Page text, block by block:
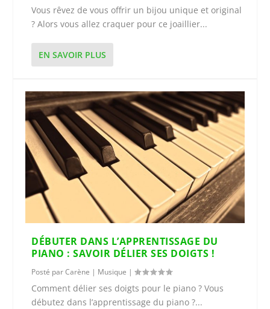
Vous rêvez de vous offrir un bijou unique et original
? Alors vous allez craquer pour ce joaillier...
EN SAVOIR PLUS
DÉBUTER DANS L’APPRENTISSAGE DU
PIANO : SAVOIR DÉLIER SES DOIGTS !
Posté parCarène | Musique |
Comment délier ses doigts pour le piano ? Vous
débutez dans l’apprentissage du piano ?...